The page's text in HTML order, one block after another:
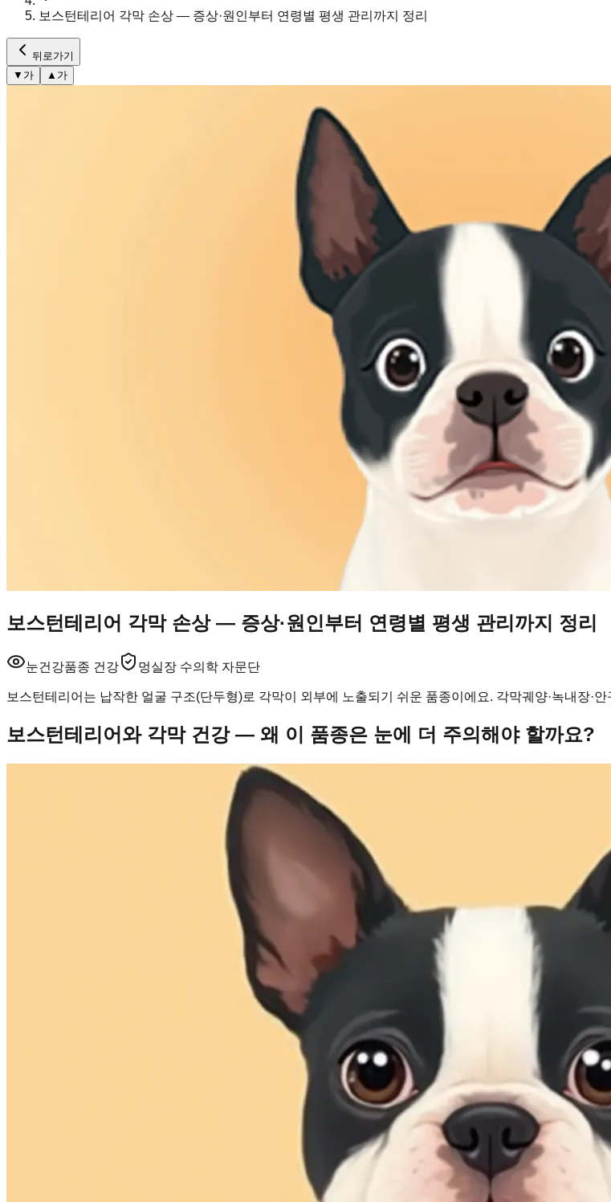
보스턴테리어 각막 손상 — 증상·원인부터 연령별 평생 관리까지 정리
뒤로가기
▼ 가 ▲ 가
보스턴테리어 각막 손상 — 증상·원인부터 연령별 평생 관리까지 정리
눈건강품종 건강 멍실장 수의학 자문단
보스턴테리어는 납작한 얼굴 구조(단두형)로 각막이 외부에 노출되기 쉬운 품종이에요. 각막궤양·녹내장·
보스턴테리어와 각막 건강 — 왜 이 품종은 눈에 더 주의해야 할까요?